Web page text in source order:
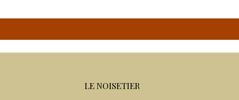
LE NOISETIER